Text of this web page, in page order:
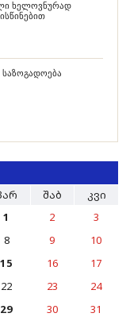
ხელოვნურად
ᲨᲐᲑ
ᲙᲕᲘ
1
2
3
8 9
10
15 16
17
22 23
24
29 30 31